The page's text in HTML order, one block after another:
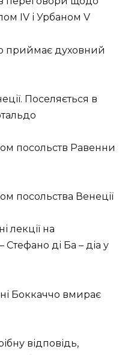
IV і Урбаном V
приймає духовний
Поселяється в
посольств Равенни
посольства Венеції
лекції на
ді Ба – діа у
Боккаччо вмирає
відповідь,